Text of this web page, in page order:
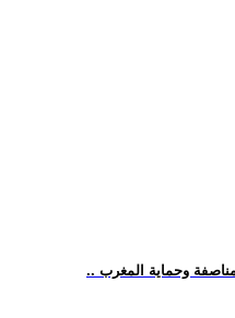
وحماية المغرب